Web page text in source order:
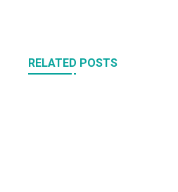
RELATED POSTS